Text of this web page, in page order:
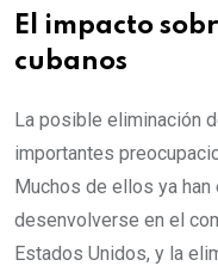
El impacto
cubanos
La posible eliminación
importantes
Muchos de ellos ya
desenvolverse en el
Estados Unidos, y la